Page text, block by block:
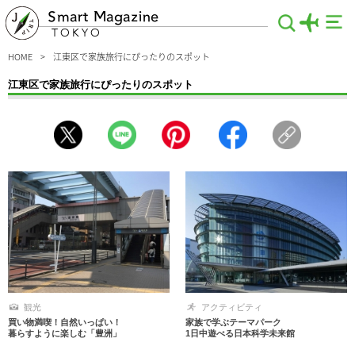
Smart Magazine
TOKYO
HOME 江東区で家族旅行にぴったりのスポット
江東区で家族旅行にぴったりのスポット
設や、小さなお子さま連れの方でものんびり買い物できるショッピングモールな
ど、思い出に残る観光にハズせないスポットを集めました。まだ交通機関を無料で
観光
買い物満喫！自然いっぱい！
暮らすように楽しむ「豊洲」
アクティビティ
家族で学ぶテーマパーク
1日中遊べる日本科学未来館